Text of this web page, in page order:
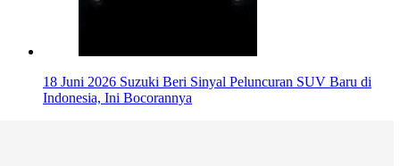
18 Juni 2026 Suzuki Beri Sinyal Peluncuran SUV Baru di
Indonesia, Ini Bocorannya